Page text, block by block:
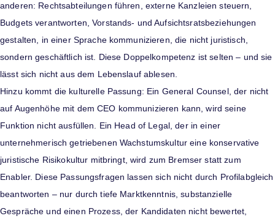
anderen: Rechtsabteilungen führen, externe Kanzleien steuern,
Budgets verantworten, Vorstands- und Aufsichtsratsbeziehungen
gestalten, in einer Sprache kommunizieren, die nicht juristisch,
sondern geschäftlich ist. Diese Doppelkompetenz ist selten – und sie
lässt sich nicht aus dem Lebenslauf ablesen.
Hinzu kommt die kulturelle Passung: Ein General Counsel, der nicht
auf Augenhöhe mit dem CEO kommunizieren kann, wird seine
Funktion nicht ausfüllen. Ein Head of Legal, der in einer
unternehmerisch getriebenen Wachstumskultur eine konservative
juristische Risikokultur mitbringt, wird zum Bremser statt zum
Enabler. Diese Passungsfragen lassen sich nicht durch Profilabgleich
beantworten – nur durch tiefe Marktkenntnis, substanzielle
Gespräche und einen Prozess, der Kandidaten nicht bewertet,